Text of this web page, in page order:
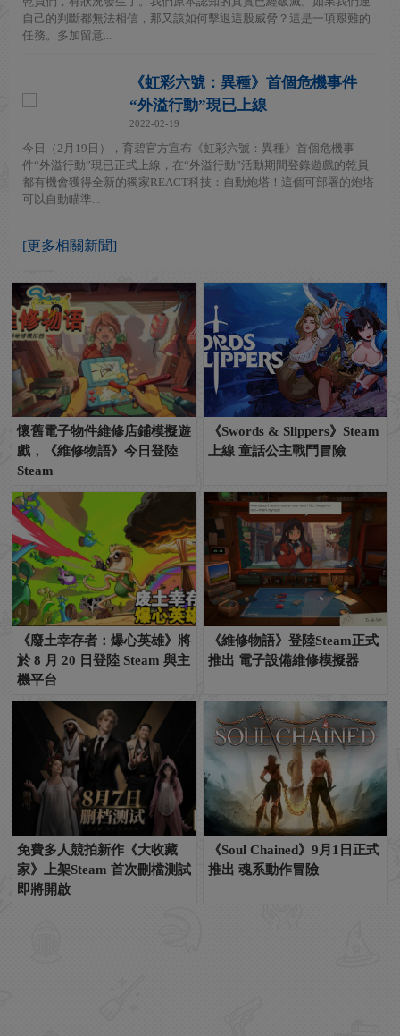
自己的判斷都無法相信，那又該如何擊退這股威脅？這是一項艱難的
任務。多加留意...
《虹彩六號：異種》首個危機事件
“外溢行動”現已上線
2022-02-19
今日（2月19日），育碧官方宣布《虹彩六號：異種》首個危機事
件“外溢行動”現已正式上線，在“外溢行動”活動期間登錄遊戲的乾員
都有機會獲得全新的獨家REACT科技：自動炮塔！這個可部署的炮塔
可以自動瞄準...
[更多相關新聞]
懷舊電子物件維修店鋪模擬遊
戲，《維修物語》今日登陸
Steam
《Swords & Slippers》Steam
上線 童話公主戰鬥冒險
《廢土幸存者：爆心英雄》將
於 8 月 20 日登陸 Steam 與主
機平台
《維修物語》登陸Steam正式
推出 電子設備維修模擬器
免費多人競拍新作《大收藏
家》上架Steam 首次刪檔測試
即將開啟
《Soul Chained》9月1日正式
推出 魂系動作冒險